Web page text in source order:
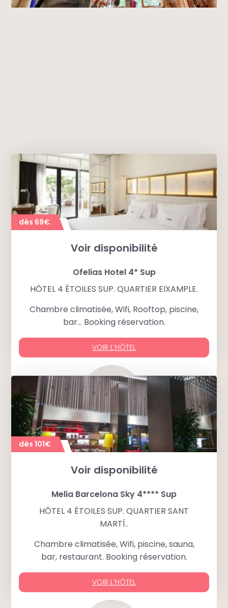
dès 69€
Voir disponibilité
Ofelias Hotel 4* Sup
HÔTEL 4 ÉTOILES SUP. QUARTIER EIXAMPLE.
Chambre climatisée, Wifi, Rooftop, piscine,
bar… Booking réservation.
VOIR L’HÔTEL
dès 101€
Voir disponibilité
Melia Barcelona Sky 4**** Sup
HÔTEL 4 ÉTOILES SUP. QUARTIER SANT
MARTÍ..
Chambre climatisée, Wifi, piscine, sauna,
bar, restaurant. Booking réservation.
VOIR L’HÔTEL